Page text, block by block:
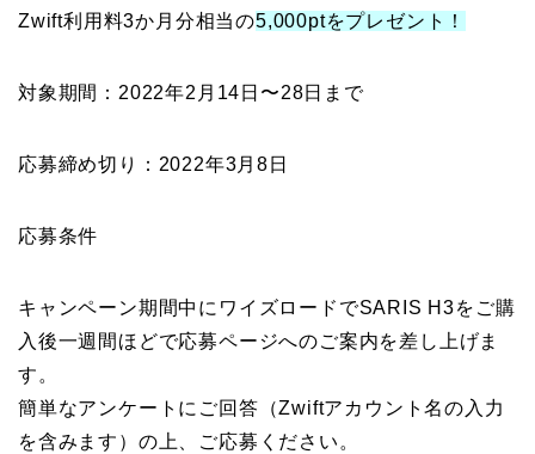
Zwift利用料3か月分相当の5,000ptをプレゼント！
対象期間：2022年2月14日〜28日まで
応募締め切り：2022年3月8日
応募条件
キャンペーン期間中にワイズロードでSARIS H3をご購
入後一週間ほどで応募ページへのご案内を差し上げま
す。
簡単なアンケートにご回答（Zwiftアカウント名の入力
を含みます）の上、ご応募ください。